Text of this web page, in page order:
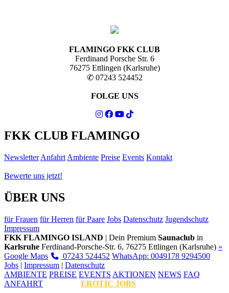
FLAMINGO FKK CLUB
Ferdinand Porsche Str. 6
76275 Ettlingen (Karlsruhe)
✆ 07243 524452
FOLGE UNS
FKK CLUB FLAMINGO
Newsletter Anfahrt Ambiente Preise Events Kontakt
Bewerte uns jetzt!
ÜBER UNS
für Frauen für Herren für Paare Jobs Datenschutz Jugendschutz
Impressum
FKK FLAMINGO ISLAND | Dein Premium Saunaclub in
Karlsruhe Ferdinand-Porsche-Str. 6, 76275 Ettlingen (Karlsruhe) »
Google Maps
07243 524452 WhatsApp: 0049178 9294500
Jobs | Impressum | Datenschutz
AMBIENTE PREISE EVENTS AKTIONEN NEWS FAQ
ANFAHRT
EROTIC JOBS